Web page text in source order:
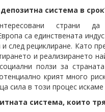
система в
са единствената
след рециклиране. Като
и реализирането
ползи за
крият много
сила в този процес
система, които